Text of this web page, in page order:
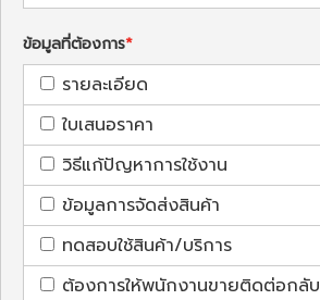
ข้อมูลที่ต้องการ
รายละเอียด
ใบเสนอราคา
วิธีแก้ปัญหาการใช้งาน
ข้อมูลการจัดส่งสินค้า
ทดสอบใช้สินค้า/บริการ
ต้องการให้พนักงานขายติดต่อกลับ